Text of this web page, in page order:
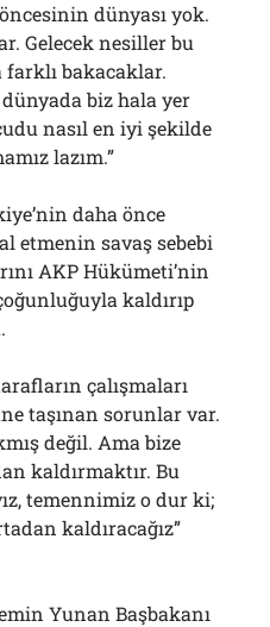
dünyası yok.
Gelecek nesiller bu
bakacaklar.
biz hala yer
nasıl en iyi şekilde
lazım.”
daha önce
etmenin savaş sebebi
AKP Hükümeti’nin
kaldırıp
çalışmaları
taşınan sorunlar var.
değil. Ama bize
kaldırmaktır. Bu
temennimiz o dur ki;
kaldıracağız”
Yunan Başbakanı